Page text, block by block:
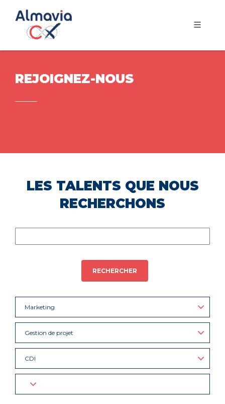
REJOIGNEZ-NOUS
LES TALENTS QUE NOUS
RECHERCHONS
RECHERCHER
Marketing
Gestion de projet
CDI